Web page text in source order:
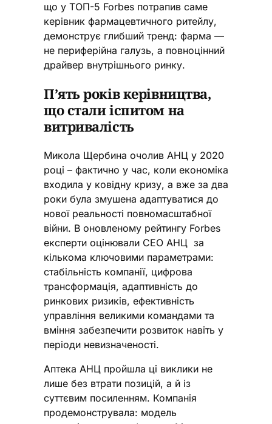
що у ТОП-5 Forbes потрапив саме
керівник фармацевтичного ритейлу,
демонструє глибший тренд: фарма —
не периферійна галузь, а повноцінний
драйвер внутрішнього ринку.
П’ять років керівництва,
що стали іспитом на
витривалість
Микола Щербина очолив АНЦ у 2020
році – фактично у час, коли економіка
входила у ковідну кризу, а вже за два
роки була змушена адаптуватися до
нової реальності повномасштабної
війни. В оновленому рейтингу Forbes
експерти оцінювали CEO АНЦ за
кількома ключовими параметрами:
стабільність компанії, цифрова
трансформація, адаптивність до
ринкових ризиків, ефективність
управління великими командами та
вміння забезпечити розвиток навіть у
періоди невизначеності.
Аптека АНЦ пройшла ці виклики не
лише без втрати позицій, а й із
суттєвим посиленням. Компанія
продемонструвала: модель